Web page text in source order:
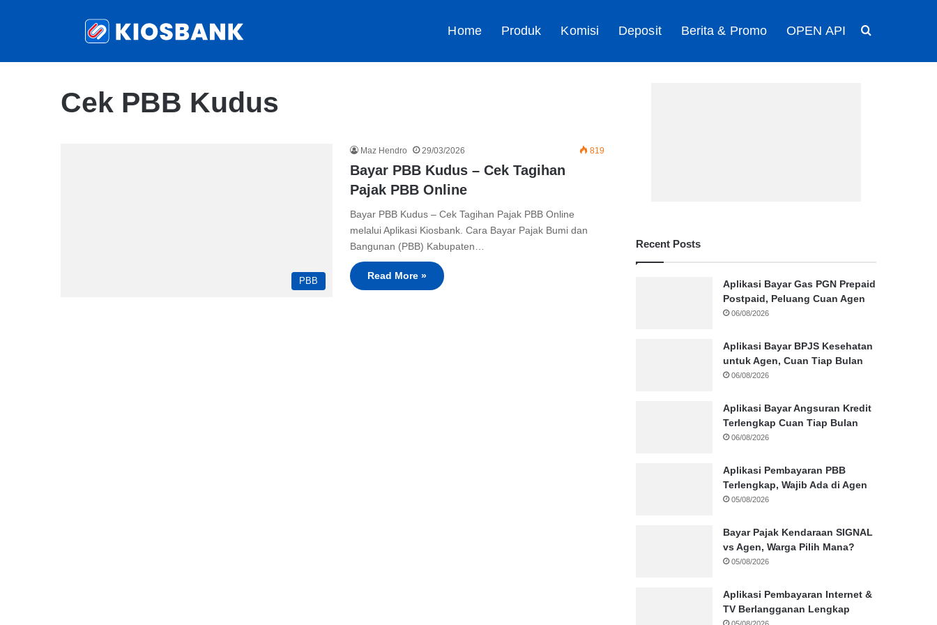
Home Produk Komisi Deposit Berita & Promo OPEN API
Cek PBB Kudus
PBB
Maz Hendro 29/03/2026 819
Bayar PBB Kudus – Cek Tagihan
Pajak PBB Online
Bayar PBB Kudus – Cek Tagihan Pajak PBB Online
melalui Aplikasi Kiosbank. Cara Bayar Pajak Bumi dan
Bangunan (PBB) Kabupaten…
Read More »
Recent Posts
Aplikasi Bayar Gas PGN Prepaid
Postpaid, Peluang Cuan Agen
06/08/2026
Aplikasi Bayar BPJS Kesehatan
untuk Agen, Cuan Tiap Bulan
06/08/2026
Aplikasi Bayar Angsuran Kredit
Terlengkap Cuan Tiap Bulan
06/08/2026
Aplikasi Pembayaran PBB
Terlengkap, Wajib Ada di Agen
05/08/2026
Bayar Pajak Kendaraan SIGNAL
vs Agen, Warga Pilih Mana?
05/08/2026
Aplikasi Pembayaran Internet &
TV Berlangganan Lengkap